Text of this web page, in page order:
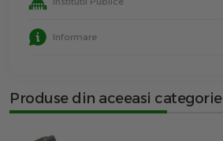
Informare
Produse din aceeasi categorie